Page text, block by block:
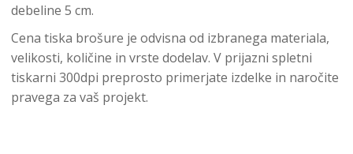
debeline 5 cm.
Cena tiska brošure je odvisna od izbranega materiala,
velikosti, količine in vrste dodelav. V prijazni spletni
tiskarni 300dpi preprosto primerjate izdelke in naročite
pravega za vaš projekt.